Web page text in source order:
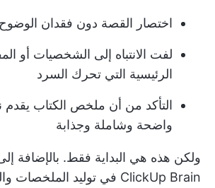
اختصار القصة دون فقدان الوضوح
لفت الانتباه إلى الشخصيات أو
الرئيسية التي تحرك السرد
التأكد من أن ملخص الكتاب
واضحة وشاملة وجذابة
ولكن هذه هي البداية فقط. بالإضافة
ClickUp Brain في
توليد الملخصات